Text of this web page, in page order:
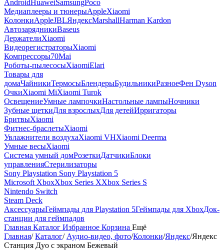
AndroidHuaweiSamsungPoco
Медиаплееры и тюнерыAppleXiaomi
КолонкиAppleJBLЯндексMarshallHarman Kardon
АвтозарядникиBaseus
ДержателиXiaomi
ВидеорегистраторыXiaomi
Компрессоры70Mai
Роботы-пылесосыXiaomiElari
Товары для
домаЧайникиТермосыБлендерыБудильникиРазноеФен Dyson
ОчкиXiaomi MiXiaomi Turok
ОсвещениеУмные лампочкиНастольные лампыНочники
Зубные щеткиДля взрослыхДля детейИрригаторы
БритвыXiaomi
Фитнес-браслетыXiaomi
Увлажнители воздухаXiaomi VHXiaomi Deerma
Умные весыXiaomi
Система умный домРозеткиДатчикиБлоки
управленияСтерилизаторы
Sony Playstation Sony Playstation 5
Microsoft XboxXbox Series XXbox Series S
Nintendo Switch
Steam Deck
АксессуарыГеймпады для Playstation 5Геймпады для XboxДок-
станции для геймпадов
Главная Каталог Избранное Корзина Ещё
Главная/ Каталог/ Аудио-видео, фото/Колонки/Яндекс/Яндекс
Станция Дуо с экраном Бежевый